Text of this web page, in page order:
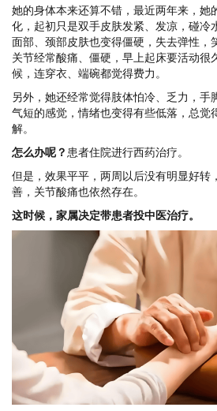
她的身体本来还算不错，最近两年来，她
化，起初只是双手皮肤发紧、发凉，碰冷
面部、颈部皮肤也变得僵硬，失去弹性，
关节经常酸痛、僵硬，早上起床要活动很
候，连穿衣、端碗都觉得费力。
另外，她还经常觉得肢体怕冷、乏力，手
气短的感觉，情绪也变得有些低落，总觉
解。
怎么办呢？ 患者住院进行西药治疗。
但是，效果平平，两周以后没有明显好转
善，关节酸痛也依然存在。
这时候，家属决定带患者投中医治疗。